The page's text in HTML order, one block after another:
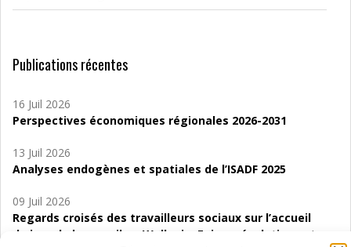
Publications récentes
16 Juil 2026
Perspectives économiques régionales 2026-2031
13 Juil 2026
Analyses endogènes et spatiales de l’ISADF 2025
09 Juil 2026
Regards croisés des travailleurs sociaux sur l’accueil
de jour de bas seuil en Wallonie. Enjeux, évolutions et